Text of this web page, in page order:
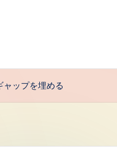
ャップを埋める